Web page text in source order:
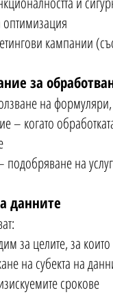
кампании
за
на
– когато
на
данните
за целите, за
на субекта на
срокове